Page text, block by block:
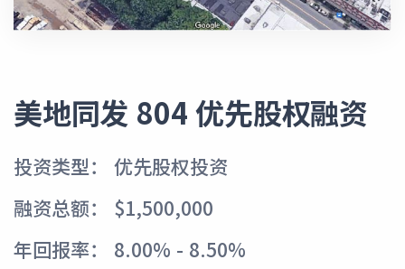
美地同发 804 优先股权融资
投资类型： 优先股权投资
融资总额： $1,500,000
年回报率： 8.00% - 8.50%